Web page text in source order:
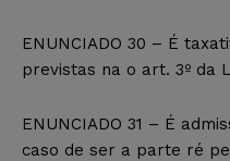
ENUNCIADO 30 – É
previstas na o art. 3º da
ENUNCIADO 31 – É
caso de ser a parte ré